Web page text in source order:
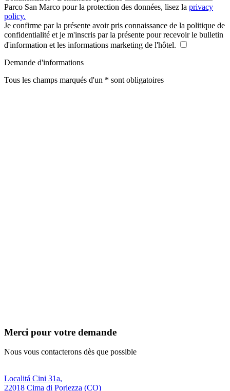
Parco San Marco pour la protection des données, lisez la privacy
policy.
Je confirme par la présente avoir pris connaissance de la politique de
confidentialité et je m'inscris par la présente pour recevoir le bulletin
d'information et les informations marketing de l'hôtel.
Demande d'informations
Tous les champs marqués d'un * sont obligatoires
Merci pour votre demande
Nous vous contacterons dès que possible
Localitá Cini 31a,
22018 Cima di Porlezza (CO)